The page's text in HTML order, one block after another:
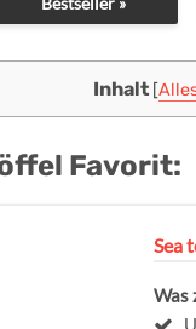
Inhalt [
Favorit:
Sea
Was